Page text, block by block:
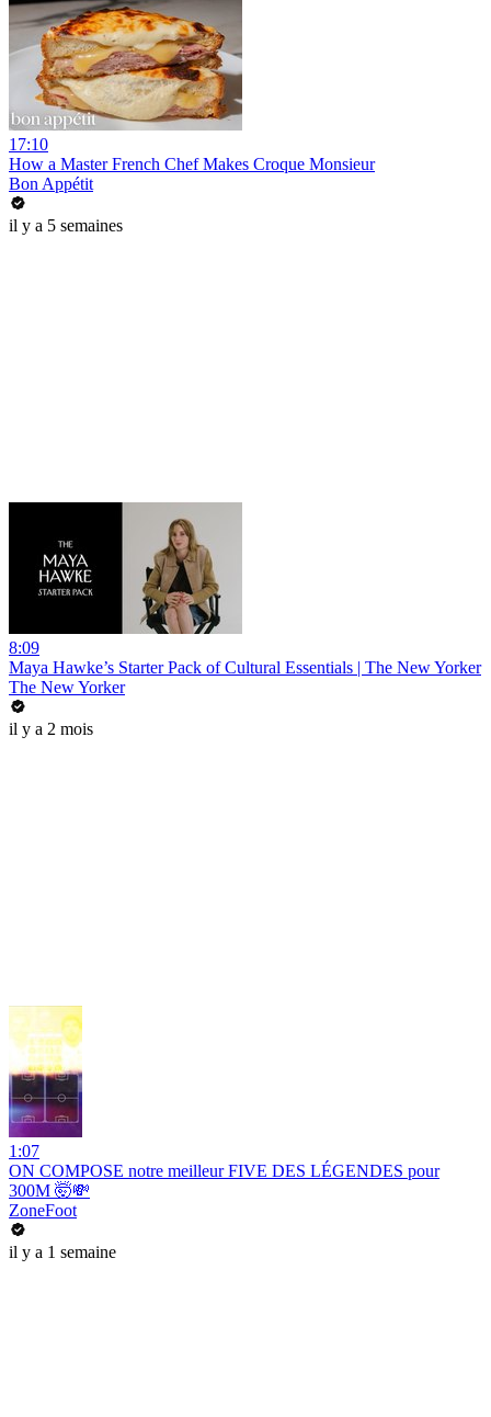
17:10
How a Master French Chef Makes Croque Monsieur
Bon Appétit
il y a 5 semaines
8:09
Maya Hawke’s Starter Pack of Cultural Essentials | The New Yorker
The New Yorker
il y a 2 mois
1:07
ON COMPOSE notre meilleur FIVE DES LÉGENDES pour
300M 🤯💸
ZoneFoot
il y a 1 semaine